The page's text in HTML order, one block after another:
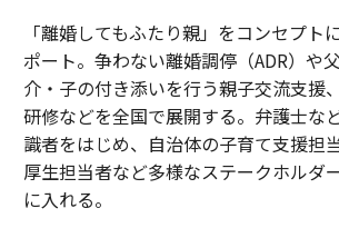
「離婚してもふたり親」をコンセプト
ポート。争わない離婚調停（ADR）や
介・子の付き添いを行う親子交流支援
研修などを全国で展開する。弁護士な
識者をはじめ、自治体の子育て支援担
厚生担当者など多様なステークホルダ
に入れる。